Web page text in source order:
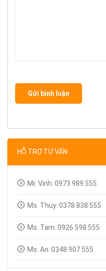
HỖ TRỢ TƯ VẤN
Mr. Vinh: 0973 989 555
Ms. Thuy: 0378 838 555
Ms. Tam: 0926 598 555
Ms. An: 0348 907 555
Gửi bình luận